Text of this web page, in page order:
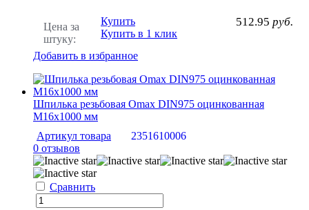
Цена за
штуку:
512.95 руб.
Купить
Купить в 1 клик
Добавить в избранное
Шпилька резьбовая Omax DIN975 оцинкованная
М16х1000 мм
Артикул товара
2351610006
0 отзывов
Сравнить